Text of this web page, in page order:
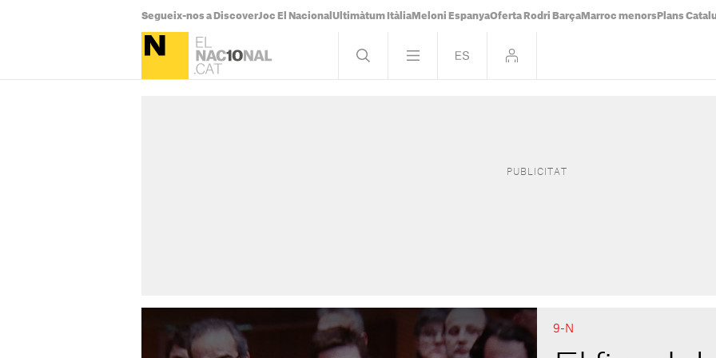
Segueix-nos a DiscoverJoc El Nacional Ultimàtum Itàlia Meloni EspanyaOferta Rodri Barça Marroc menors Plans
9-N